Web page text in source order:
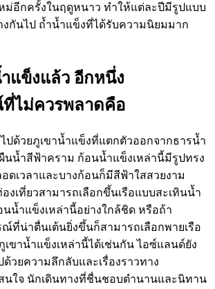
ม่อีกครั้งในฤดูหนาว ทำให้แต่ละปีมีรูปแบบ
งกันไป ถ้ำน้ำแข็งที่ได้รับความนิยมมาก
แข็งแล้ว อีกหนึ่ง
ไม่ควรพลาดคือ
ปด้วยภูเขาน้ำแข็งที่แตกตัวออกจากธารน้ำ
นน้ำสีฟ้าคราม ก้อนน้ำแข็งเหล่านี้มีรูปทรง
ดเวลาและบางก้อนก็มีสีฟ้าใสสวยงาม
เที่ยวสามารถเลือกขึ้นเรือแบบสะเทินน้ำ
น้ำแข็งเหล่านี้อย่างใกล้ชิด หรือถ้า
ที่น่าตื่นเต้นยิ่งขึ้นก็สามารถเลือกพายเรือ
ขาน้ำแข็งเหล่านี้ได้เช่นกัน ไอซ์แลนด์ยัง
ด้วยความลึกลับและเรื่องราวทาง
นใจ นักเดินทางที่ชื่นชอบตำนานและนิทาน